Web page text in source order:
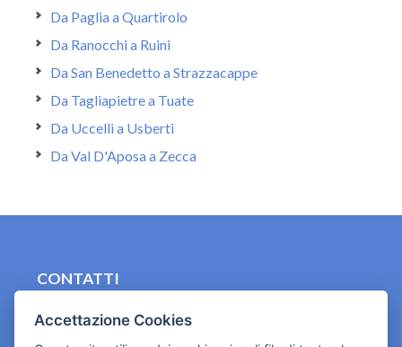
Da Paglia a Quartirolo
Da Ranocchi a Ruini
Da San Benedetto a Strazzacappe
Da Tagliapietre a Tuate
Da Uccelli a Usberti
Da Val D'Aposa a Zecca
CONTATTI
Accettazione Cookies